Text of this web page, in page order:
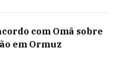
com Omã sobre
em Ormuz